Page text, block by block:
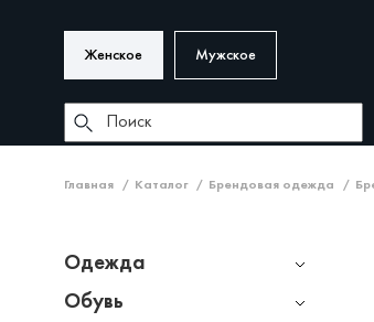
Женское Мужское
Главная Каталог Брендовая одежда
Одежда
Обувь